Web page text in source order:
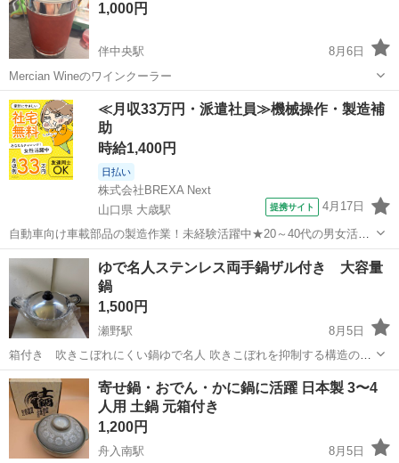
1,000円
伴中央駅
8月6日
Mercian Wineのワインクーラー
広島 広島市 伴中央駅 調理器具 クーラー
≪月収33万円・派遣社員≫機械操作・製造補
助
時給1,400円
日払い
株式会社BREXA Next
山口県 大歳駅
提携サイト 4月17日
自動車向け車載部品の製造作業！未経験活躍中★20～40代の男女活躍
中！友達同士での応募OK！備品付きワンルーム寮費無料！赴任旅費会
社負担！生活支援物資事前対応可◎格安食堂利用可！年間休日135日
♪《山口県山口市》 人気の工...
山口 山口市 大歳駅
ゆで名人ステンレス両手鍋ザル付き 大容量
鍋
1,500円
瀬野駅
8月5日
箱付き 吹きこぼれにくい鍋ゆで名人 吹きこぼれを抑制する構造の両
手鍋です。 これからの季節！多めのそうめんやスパゲッティを茹でる
のに活躍します。 新品未使用品なので状態とてもいいです！
広島 広島市 瀬野駅
寄せ鍋・おでん・かに鍋に活躍 日本製 3〜4
人用 土鍋 元箱付き
1,200円
舟入南駅
8月5日